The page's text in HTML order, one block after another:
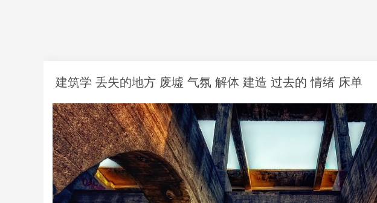
建筑学 丢失的地方 废墟 气氛 解体 建造 过去的 情绪 床单